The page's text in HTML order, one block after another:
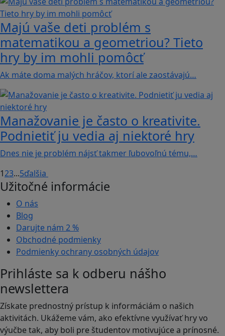
Majú vaše deti problém s
matematikou a geometriou? Tieto
hry by im mohli pomôcť
Ak máte doma malých hráčov, ktorí ale zaostávajú…
Manažovanie je často o kreativite.
Podnietiť ju vedia aj niektoré hry
Dnes nie je problém nájsť takmer ľubovoľnú tému,…
123...5ďalšia
Užitočné informácie
O nás
Blog
Darujte nám 2 %
Obchodné podmienky
Podmienky ochrany osobných údajov
Prihláste sa k odberu nášho
newslettera
Získate prednostný prístup k informáciám o našich
aktivitách. Ukážeme vám, ako efektívne využívať hry vo
výučbe tak, aby boli pre študentov motivujúce a prínosné.